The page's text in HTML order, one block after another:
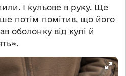
І кульове в руку. Ще
потім помітив, що його
оболонку від кулі й